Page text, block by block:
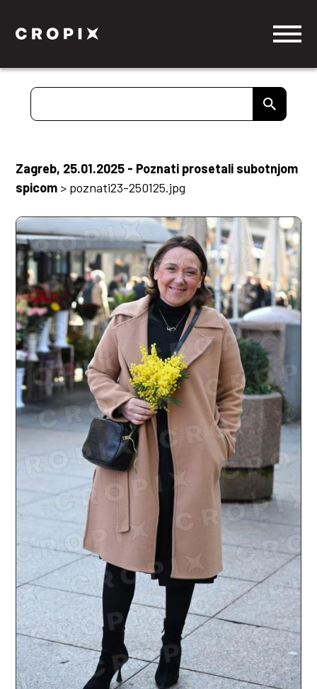
Zagreb, 25.01.2025 - Poznati prosetali subotnjom
spicom > poznati23-250125.jpg